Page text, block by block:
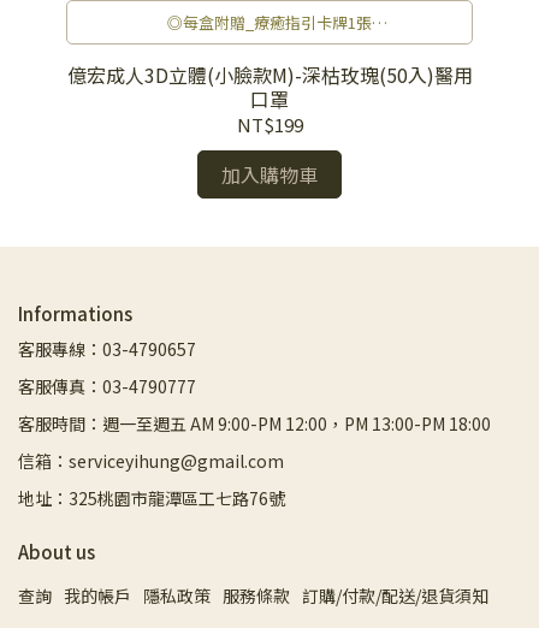
◎每盒附贈_療癒指引卡牌1張
◎V型小臉，優雅美型
◎修飾臉型，一秒變小臉
◎包覆性極佳，完整貼合臉部線條
◎3D立體造型，呼吸空間大
◎極舒適親膚層，不沾底妝
◎多款顏色口罩也可以變成日常穿搭重點
億宏成人3D立體(小臉款M)-深枯玫瑰(50入)醫用
口罩
NT$199
加入購物車
Informations
客服專線：03-4790657
客服傳真：03-4790777
客服時間：週一至週五 AM 9:00-PM 12:00，PM 13:00-PM 18:00
信箱：serviceyihung@gmail.com
地址：325桃園市龍潭區工七路76號
About us
查詢 我的帳戶 隱私政策 服務條款 訂購/付款/配送/退貨須知